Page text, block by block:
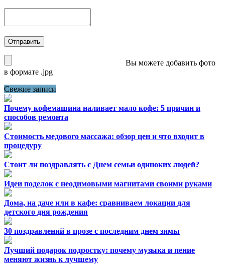
Вы можете добавить фото
в формате .jpg
Свежие записи
Почему кофемашина наливает мало кофе: 5 причин и
способов ремонта
Стоимость медового массажа: обзор цен и что входит в
процедуру
Стоит ли поздравлять с Днем семьи одиноких людей?
Идеи поделок с неодимовыми магнитами своими руками
Дома, на даче или в кафе: сравниваем локации для
детского дня рождения
30 поздравлений в прозе с последним днем зимы
Лучший подарок подростку: почему музыка и пение
меняют жизнь к лучшему